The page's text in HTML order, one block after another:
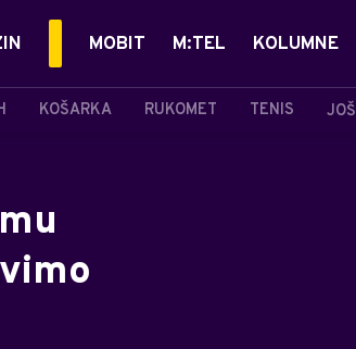
KOŠARKA RUKOMET TENIS JOŠ
MOBIT M:TEL KOLUMNE